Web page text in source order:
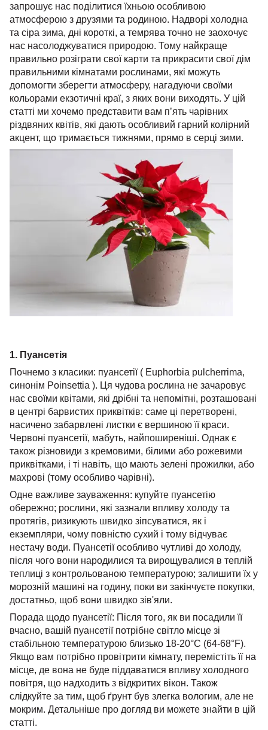
запрошує нас поділитися їхньою особливою
атмосферою з друзями та родиною. Надворі холодна
та сіра зима, дні короткі, а темрява точно не заохочує
нас насолоджуватися природою. Тому найкраще
правильно розіграти свої карти та прикрасити свої дім
правильними кімнатами рослинами, які можуть
допомогти зберегти атмосферу, нагадуючи своїми
кольорами екзотичні краї, з яких вони виходять. У цій
статті ми хочемо представити вам п’ять чарівних
різдвяних квітів, які дають особливий гарний колірний
акцент, що тримається тижнями, прямо в серці зими.
1. Пуансетія
Почнемо з класики: пуансетії ( Euphorbia pulcherrima,
синонім Poinsettia ). Ця чудова рослина не зачаровує
нас своїми квітами, які дрібні та непомітні, розташовані
в центрі барвистих приквітків: саме ці перетворені,
насичено забарвлені листки є вершиною її краси.
Червоні пуансетії, мабуть, найпоширеніші. Однак є
також різновиди з кремовими, білими або рожевими
приквітками, і ті навіть, що мають зелені прожилки, або
махрові (тому особливо чарівні).
Одне важливе зауваження: купуйте пуансетію
обережно; рослини, які зазнали впливу холоду та
протягів, ризикують швидко зіпсуватися, як і
екземпляри, чому повністю сухий і тому відчуває
нестачу води. Пуансетії особливо чутливі до холоду,
після чого вони народилися та вирощувалися в теплій
теплиці з контрольованою температурою; залишити їх у
морозній машині на годину, поки ви закінчуєте покупки,
достатньо, щоб вони швидко зів'яли.
Порада щодо пуансетії: Після того, як ви посадили її
вчасно, вашій пуансетії потрібне світло місце зі
стабільною температурою близько 18-20°C (64-68°F).
Якщо вам потрібно провітрити кімнату, перемістіть її на
місце, де вона не буде піддаватися впливу холодного
повітря, що надходить з відкритих вікон. Також
слідкуйте за тим, щоб ґрунт був злегка вологим, але не
мокрим. Детальніше про догляд ви можете знайти в цій
статті.